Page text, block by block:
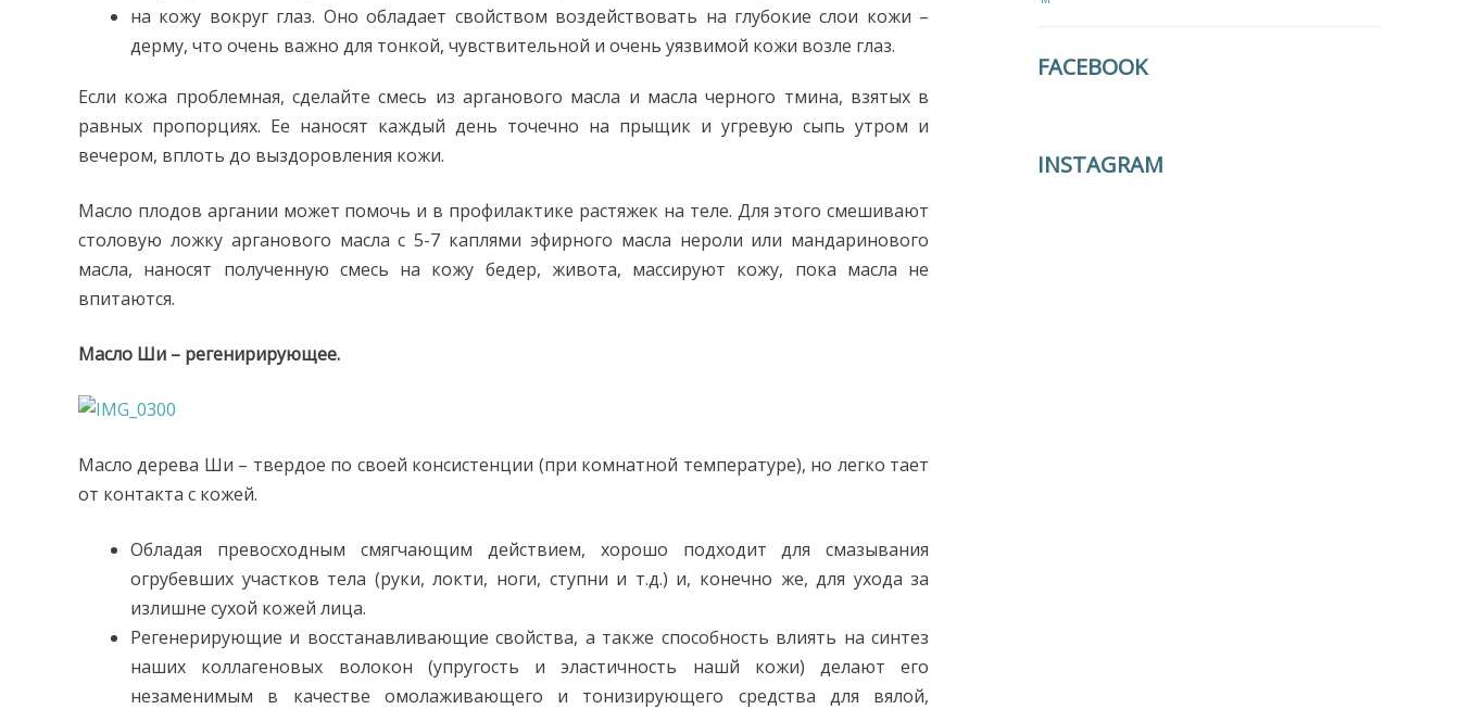
на кожу вокруг глаз. Оно обладает свойством воздействовать на глубокие слои кожи –
дерму, что очень важно для тонкой, чувствительной и очень уязвимой кожи возле глаз.
Если кожа проблемная, сделайте смесь из арганового масла и масла черного тмина, взятых в
равных пропорциях. Ее наносят каждый день точечно на прыщик и угревую сыпь утром и
вечером, вплоть до выздоровления кожи.
Масло плодов аргании может помочь и в профилактике растяжек на теле. Для этого смешивают
столовую ложку арганового масла с 5-7 каплями эфирного масла нероли или мандаринового
масла, наносят полученную смесь на кожу бедер, живота, массируют кожу, пока масла не
впитаются.
Масло Ши – регенирирующее.
Масло дерева Ши – твердое по своей консистенции (при комнатной температуре), но легко тает
от контакта с кожей.
Обладая превосходным смягчающим действием, хорошо подходит для смазывания
огрубевших участков тела (руки, локти, ноги, ступни и т.д.) и, конечно же, для ухода за
излишне сухой кожей лица.
Регенерирующие и восстанавливающие свойства, а также способность влиять на синтез
наших коллагеновых волокон (упругость и эластичность нашй кожи) делают его
незаменимым в качестве омолаживающего и тонизирующего средства для вялой,
FACEBOOK
INSTAGRAM